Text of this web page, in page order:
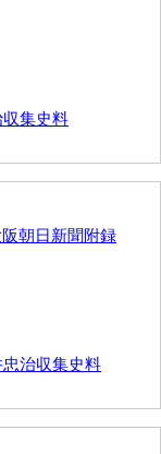
収集史料
朝日新聞附録
忠治収集史料